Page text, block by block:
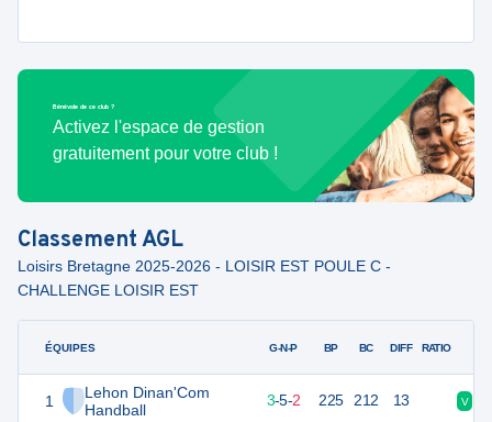
Bénévole de ce club ?
Activez l'espace de gestion
gratuitement pour votre club !
ClassementAGL
Loisirs Bretagne 2025-2026 - LOISIR EST POULE C -
CHALLENGE LOISIR EST
ÉQUIPES
1
Lehon Dinan'Com
Handball
G-N-P BP BC DIFF RATIO
21 3-5-2 225 212 13 V